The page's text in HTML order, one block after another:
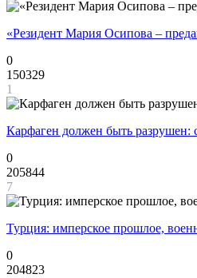
«Резидент Мария Осипова –
0
150329
1
Карфаген должен быть разрушен:
0
205844
7
Турция: имперское прошлое,
0
204823